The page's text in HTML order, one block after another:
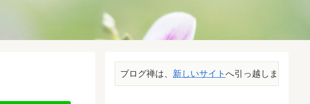
ブログ禅は、 新しいサイトへ引っ越しました。